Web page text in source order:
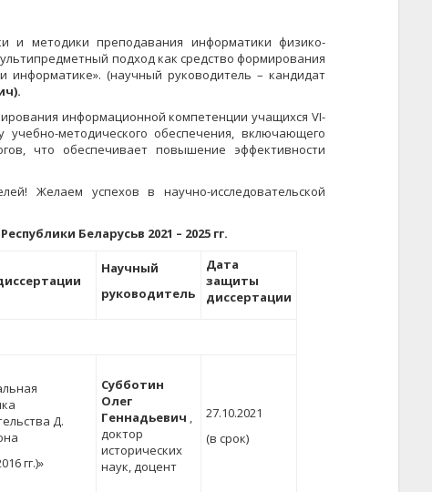
и методики преподавания информатики физико-
подход как средство формирования
информатике». (научный руководитель – кандидат
).
информационной компетенции учащихся VI-
методического обеспечения, включающего
что обеспечивает повышение эффективности
Желаем успехов в научно-исследовательской
Беларусьв 2021 – 2025 гг.
Научный
руководитель
Дата
защиты
диссертации
Д.
гг.)»
Субботин
Олег
Геннадьевич ,
доктор
исторических
наук, доцент
27.10.2021
(в срок)